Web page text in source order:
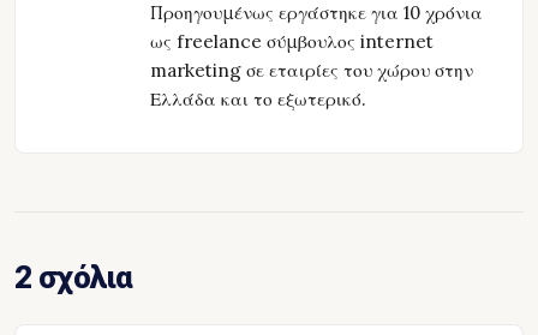
Προηγουμένως εργάστηκε για 10 χρόνια
ως freelance σύμβουλος internet
marketing σε εταιρίες του χώρου στην
Ελλάδα και το εξωτερικό.
2 σχόλια